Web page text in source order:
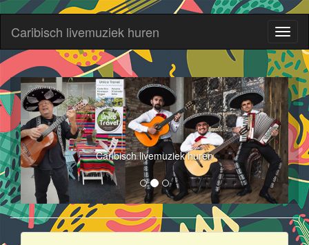
Caribisch livemuziek huren
Caribisch livemuziek huren